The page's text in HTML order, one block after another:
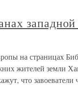
на страницах
жителей земли
что